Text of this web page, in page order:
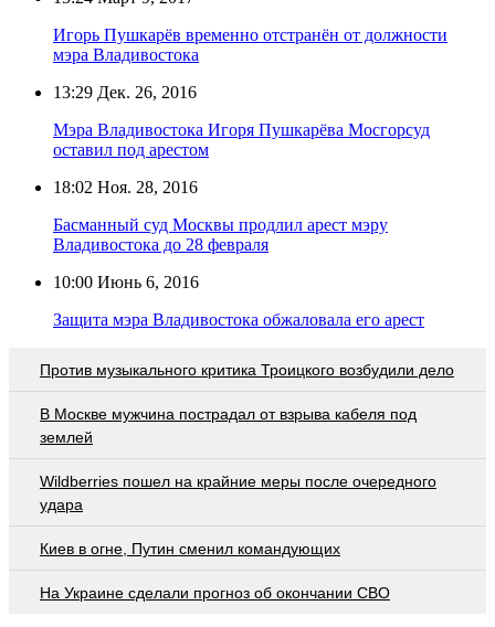
Игорь Пушкарёв временно отстранён от должности
мэра Владивостока
13:29 Дек. 26, 2016
Мэра Владивостока Игоря Пушкарёва Мосгорсуд
оставил под арестом
18:02 Ноя. 28, 2016
Басманный суд Москвы продлил арест мэру
Владивостока до 28 февраля
10:00 Июнь 6, 2016
Защита мэра Владивостока обжаловала его арест
Против музыкального критика Троицкого возбудили дело
В Москве мужчина пострадал от взрыва кабеля под
землей
Wildberries пошел на крайние меры после очередного
удара
Киев в огне, Путин сменил командующих
На Украине сделали прогноз об окончании СВО